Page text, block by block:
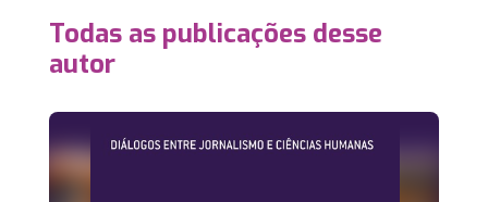
Todas as publicações desse
autor